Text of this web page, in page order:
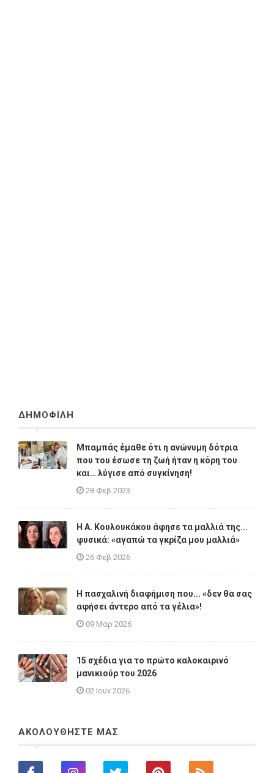
ΔΗΜΟΦΙΛΗ
Μπαμπάς έμαθε ότι η ανώνυμη δότρια
που του έσωσε τη ζωή ήταν η κόρη του
και… λύγισε από συγκίνηση!
28 Φεβ 2023
Η A. Κουλουκάκου άφησε τα μαλλιά της...
φυσικά: «αγαπώ τα γκρίζα μου μαλλιά»
26 Φεβ 2026
Η πασχαλινή διαφήμιση που... «δεν θα σας
αφήσει άντερο από τα γέλια»!
09 Μαρ 2026
15 σχέδια για το πρώτο καλοκαιρινό
μανικιούρ του 2026
02 Ιουν 2026
ΑΚΟΛΟΥΘΗΣΤΕ ΜΑΣ